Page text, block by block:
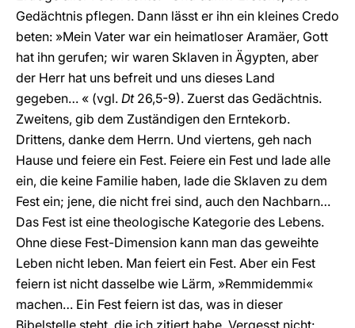
Gedächtnis pflegen. Dann lässt er ihn ein kleines Credo
beten: »Mein Vater war ein heimatloser Aramäer, Gott
hat ihn gerufen; wir waren Sklaven in Ägypten, aber
der Herr hat uns befreit und uns dieses Land
gegeben… « (vgl. Dt 26,5-9). Zuerst das Gedächtnis.
Zweitens, gib dem Zuständigen den Erntekorb.
Drittens, danke dem Herrn. Und viertens, geh nach
Hause und feiere ein Fest. Feiere ein Fest und lade alle
ein, die keine Familie haben, lade die Sklaven zu dem
Fest ein; jene, die nicht frei sind, auch den Nachbarn…
Das Fest ist eine theologische Kategorie des Lebens.
Ohne diese Fest-Dimension kann man das geweihte
Leben nicht leben. Man feiert ein Fest. Aber ein Fest
feiern ist nicht dasselbe wie Lärm, »Remmidemmi«
machen… Ein Fest feiern ist das, was in dieser
Bibelstelle steht, die ich zitiert habe. Vergesst nicht: